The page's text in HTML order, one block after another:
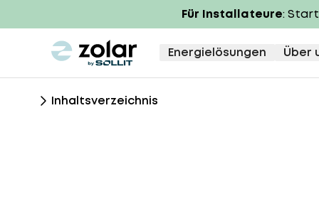
Für Installateure:
zolar logo Energielösungen Über
Inhaltsverzeichnis